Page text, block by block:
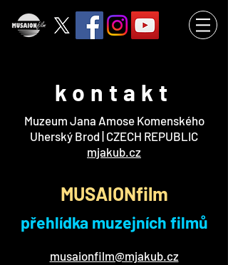
kontakt
Muzeum Jana Amose Komenského
Uherský Brod | CZECH REPUBLIC
mjakub.cz
MUSAIONfilm
přehlídka muzejních filmů
musaionfilm@mjakub.cz